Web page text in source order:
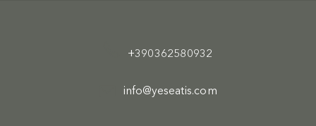
+390362580932
info@yeseatis.com